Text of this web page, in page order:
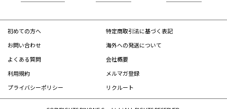
初めての方へ
お問い合わせ
よくある質問
利用規約
プライバシーポリシー
特定商取引法に基づく表記
海外への発送について
会社概要
メルマガ登録
リクルート